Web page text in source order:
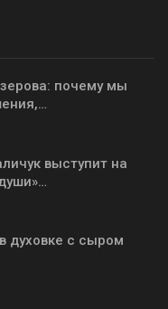
почему мы
выступит на
духовке с сыром